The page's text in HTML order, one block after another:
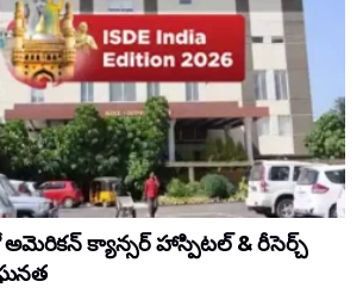
క్యాన్సర్ హాస్పిటల్ & రీసెర్చ్